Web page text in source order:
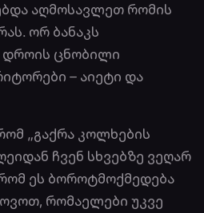
აღმოსავლეთ რომის
ორ ბანაკს
დროის ცნობილი
– აიეტი და
„გაქრა კოლხების
ჩვენ სხვებზე ვეღარ
ეს ბოროტმოქმედება
რომაელები უკვე